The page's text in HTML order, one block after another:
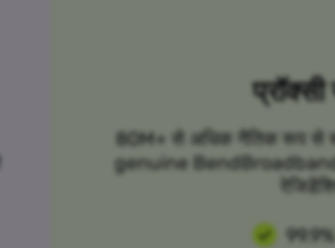
80M+ से अधिक नैतिक रूप से
genuine BendBroadband